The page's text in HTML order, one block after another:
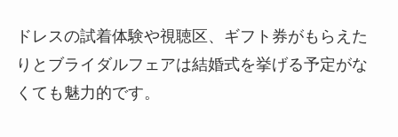
ドレスの試着体験や視聴区、ギフト券がもらえた
りとブライダルフェアは結婚式を挙げる予定がな
くても魅力的です。